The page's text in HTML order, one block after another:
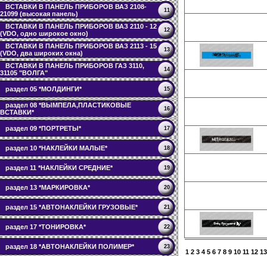
ВСТАВКИ В ПАНЕЛЬ ПРИБОРОВ ВАЗ 2108-
21099 (высокая панель)
11
ВСТАВКИ В ПАНЕЛЬ ПРИБОРОВ ВАЗ 2110 - 12
(VDO, одно широкое окно)
12
ВСТАВКИ В ПАНЕЛЬ ПРИБОРОВ ВАЗ 2113 - 15
(VDO, два широких окна)
13
ВСТАВКИ В ПАНЕЛЬ ПРИБОРОВ ГАЗ 3110,
31105 "ВОЛГА"
14
раздел 05 *МОЛДИНГИ* 15
раздел 08 *ВЫМПЕЛА,ПЛАСТИКОВЫЕ
ВСТАВКИ*
16
раздел 09 *ПОРТРЕТЫ* 17
раздел 10 *НАКЛЕЙКИ МАЛЫЕ* 18
раздел 11 *НАКЛЕЙКИ СРЕДНИЕ* 19
раздел 13 *МАРКИРОВКА* 20
раздел 15 *АВТОНАКЛЕЙКИ ГРУЗОВЫЕ* 21
раздел 17 *ТОНИРОВКА* 22
раздел 18 *АВТОНАКЛЕЙКИ ПОЛИМЕР* 23
1 2 3 4 5 6 7 8 9 10 11 12 13